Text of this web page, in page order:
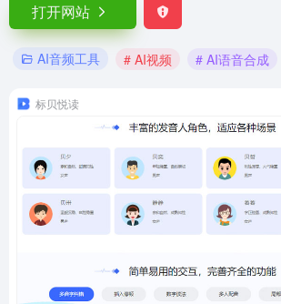
打开网站
AI音频工具 # AI视频 # AI语音合成
标贝悦读